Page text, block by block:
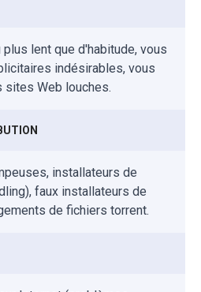
lent que d'habitude, vous
indésirables, vous
Web louches.
installateurs de
faux installateurs de
de fichiers torrent.